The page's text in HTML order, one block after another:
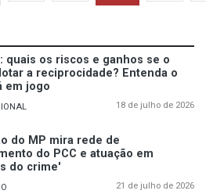
quais os riscos e ganhos se o
a reciprocidade? Entenda o
em jogo
18 de julho de 2026
do MP mira rede de
do PCC e atuação em
do crime'
21 de julho de 2026